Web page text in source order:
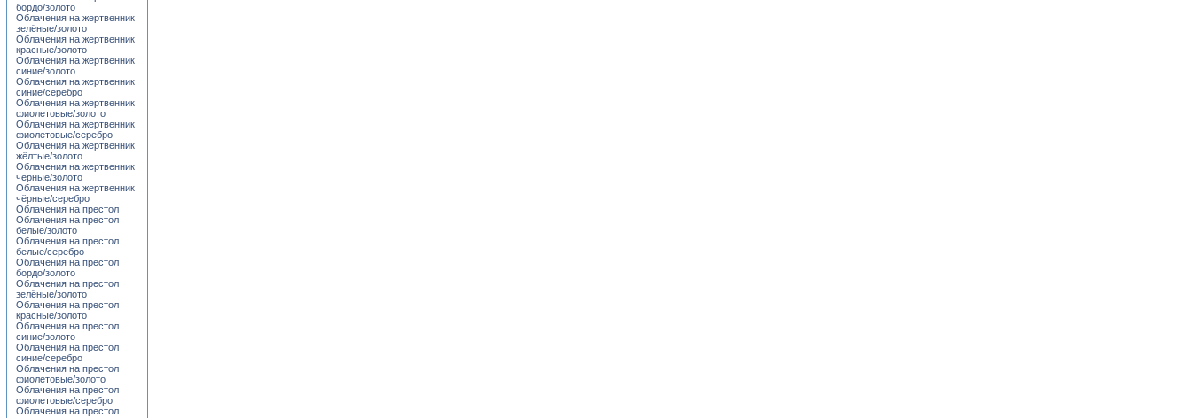
бордо/золото
Облачения на жертвенник
зелёные/золото
Облачения на жертвенник
красные/золото
Облачения на жертвенник
синие/золото
Облачения на жертвенник
синие/серебро
Облачения на жертвенник
фиолетовые/золото
Облачения на жертвенник
фиолетовые/серебро
Облачения на жертвенник
жёлтые/золото
Облачения на жертвенник
чёрные/золото
Облачения на жертвенник
чёрные/серебро
Облачения на престол
Облачения на престол
белые/золото
Облачения на престол
белые/серебро
Облачения на престол
бордо/золото
Облачения на престол
зелёные/золото
Облачения на престол
красные/золото
Облачения на престол
синие/золото
Облачения на престол
синие/серебро
Облачения на престол
фиолетовые/золото
Облачения на престол
фиолетовые/серебро
Облачения на престол